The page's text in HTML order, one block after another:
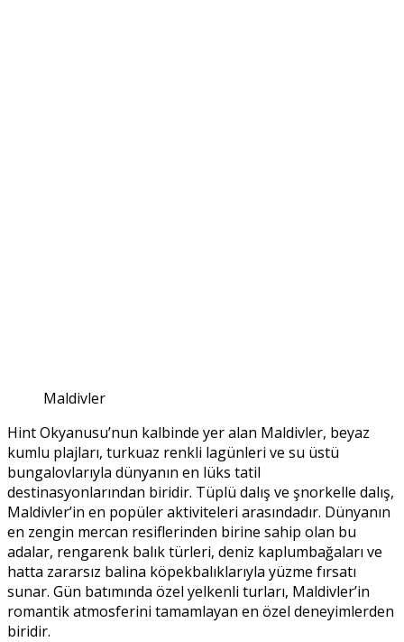
Maldivler
Hint Okyanusu’nun kalbinde yer alan Maldivler, beyaz
kumlu plajları, turkuaz renkli lagünleri ve su üstü
bungalovlarıyla dünyanın en lüks tatil
destinasyonlarından biridir. Tüplü dalış ve şnorkelle dalış,
Maldivler’in en popüler aktiviteleri arasındadır. Dünyanın
en zengin mercan resiflerinden birine sahip olan bu
adalar, rengarenk balık türleri, deniz kaplumbağaları ve
hatta zararsız balina köpekbalıklarıyla yüzme fırsatı
sunar. Gün batımında özel yelkenli turları, Maldivler’in
romantik atmosferini tamamlayan en özel deneyimlerden
biridir.